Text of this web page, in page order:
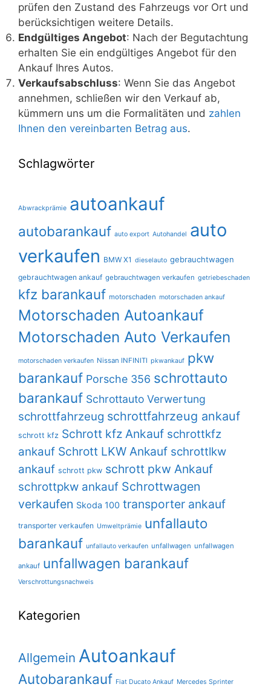
prüfen den Zustand des Fahrzeugs vor Ort und
berücksichtigen weitere Details.
Endgültiges Angebot: Nach der Begutachtung
erhalten Sie ein endgültiges Angebot für den
Ankauf Ihres Autos.
Verkaufsabschluss: Wenn Sie das Angebot
annehmen, schließen wir den Verkauf ab,
kümmern uns um die Formalitäten und zahlen
Ihnen den vereinbarten Betrag aus.
Schlagwörter
Abwrackprämie autoankauf
autobarankauf auto export Autohandel auto
verkaufen BMW X1 dieselauto gebrauchtwagen
gebrauchtwagen ankauf gebrauchtwagen verkaufen getriebeschaden
kfz barankauf motorschaden motorschaden ankauf
Motorschaden Autoankauf
Motorschaden Auto Verkaufen
motorschaden verkaufen Nissan INFINITI pkwankauf pkw
barankauf Porsche 356 schrottauto
barankauf Schrottauto Verwertung
schrottfahrzeug schrottfahrzeug ankauf
schrott kfz Schrott kfz Ankauf schrottkfz
ankauf Schrott LKW Ankauf schrottlkw
ankauf schrott pkw schrott pkw Ankauf
schrottpkw ankauf Schrottwagen
verkaufen Skoda 100 transporter ankauf
transporter verkaufen Umweltprämie unfallauto
barankauf unfallauto verkaufen unfallwagen unfallwagen
ankauf unfallwagen barankauf
Verschrottungsnachweis
Kategorien
Allgemein Autoankauf
Autobarankauf Fiat Ducato Ankauf Mercedes Sprinter